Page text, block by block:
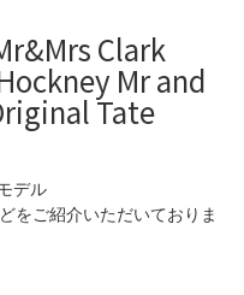
Clark
Mr and
Tate
デル
をご紹介いただいておりま